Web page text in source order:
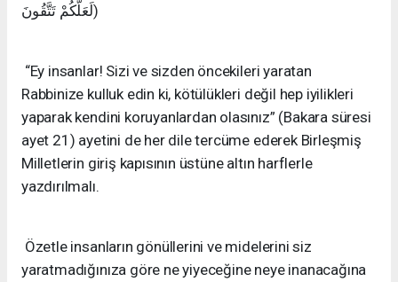
لَعَلَّكُمْ تَتَّقُونَ)
“Ey insan­lar! Sizi ve siz­den ön­cekileri yaratan
Rabbinize kulluk edin ki, kötülükleri değil hep iyilikleri
yaparak kendini koruyanlardan olasınız” (Bakara süresi
ayet 21) ayetini de her dile tercüme ederek Birleşmiş
Milletlerin giriş kapısının üstüne altın harflerle
yazdırılmalı.
Özetle insanların gönüllerini ve midelerini siz
yaratmadığınıza göre ne yiyeceğine neye inanacağına